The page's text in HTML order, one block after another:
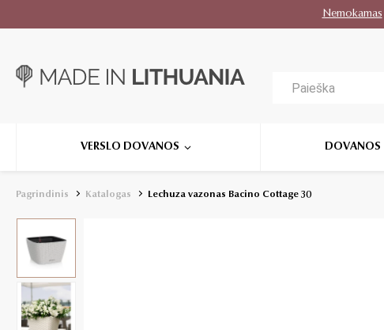
Nemokamas
VERSLO DOVANOS DOVANOS
Pagrindinis Katalogas Lechuza vazonas Bacino Cottage 30